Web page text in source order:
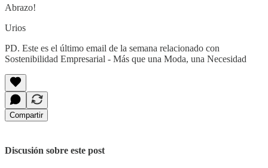
Abrazo!
Urios
PD. Este es el último email de la semana relacionado con
Sostenibilidad Empresarial - Más que una Moda, una Necesidad
Compartir
Discusión sobre este post